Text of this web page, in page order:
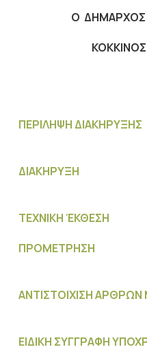
Ο
ΠΕΡΙΛΗΨΗ ΔΙΑΚΗΡΥΞΗΣ
ΔΙΑΚΗΡΥΞΗ
ΤΕΧΝΙΚΗ ΈΚΘΕΣΗ
ΠΡΟΜΕΤΡΗΣΗ
ΑΝΤΙΣΤΟΙΧΙΣΗ ΑΡΘΡΩΝ
ΕΙΔΙΚΗ ΣΥΓΓΡΑΦΗ